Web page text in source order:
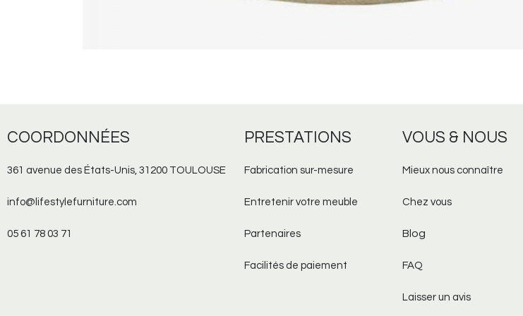
PRESTATIONS
Fabrication sur-mesure​
Entretenir votre meuble
Partenaires
Facilités de paiement
VOUS & NOUS
Mieux nous connaître
Chez vous
Blog
FAQ
Laisser un avis
COORDONNÉES
361 avenue des États-Unis, 31200 TOULOUSE
info@lifestylefurniture.com
05 61 78 03 71